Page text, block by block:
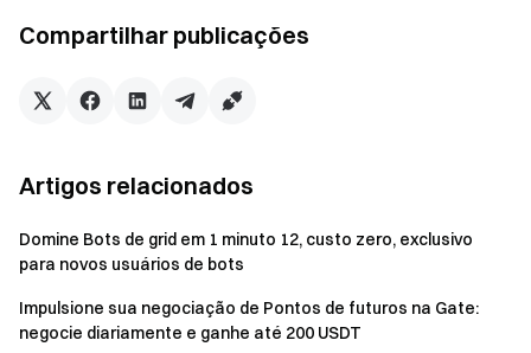
Observações adicionais
Todas as tarefas devem ser verificadas durante o
tarefas não verificadas dentro do período do evento
As recompensas podem ser reivindicadas apenas
endereços Web3, a recompensa será concedida ao
endereço Web3 elegível com o maior valor de
Compartilhar publicações
Artigos relacionados
Domine Bots de grid em 1 minuto 12, custo zero, exclusivo
para novos usuários de bots
Impulsione sua negociação de Pontos de futuros na Gate:
negocie diariamente e ganhe até 200 USDT